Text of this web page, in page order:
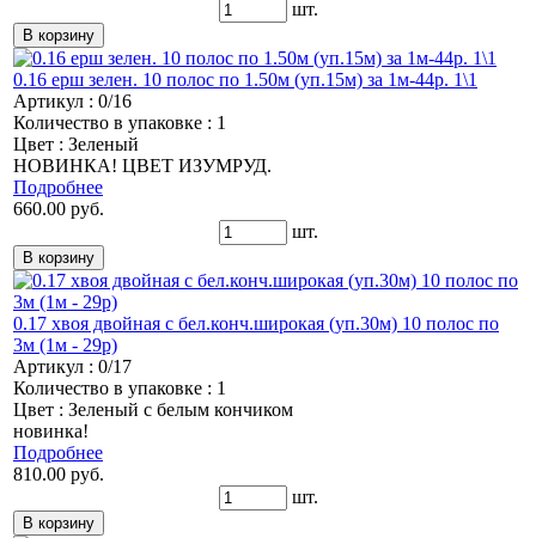
шт.
0.16 ерш зелен. 10 полос по 1.50м (уп.15м) за 1м-44р. 1\1
Артикул : 0/16
Количество в упаковке : 1
Цвет : Зеленый
НОВИНКА! ЦВЕТ ИЗУМРУД.
Подробнее
660.00 руб.
шт.
0.17 хвоя двойная с бел.конч.широкая (уп.30м) 10 полос по
3м (1м - 29р)
Артикул : 0/17
Количество в упаковке : 1
Цвет : Зеленый с белым кончиком
новинка!
Подробнее
810.00 руб.
шт.